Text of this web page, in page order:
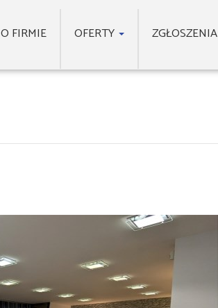
O FIRMIE OFERTY ZGŁOSZENIA